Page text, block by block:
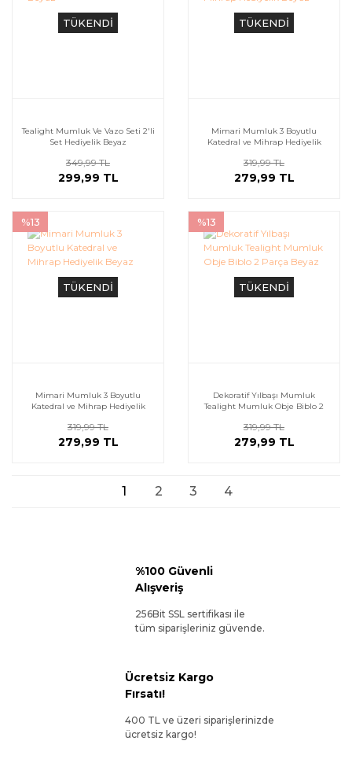
TÜKENDİ
Tealight Mumluk Ve Vazo Seti 2'li
Set Hediyelik Beyaz
349,99 TL
299,99 TL
TÜKENDİ
Mimari Mumluk 3 Boyutlu
Katedral ve Mihrap Hediyelik
319,99 TL
279,99 TL
TÜKENDİ
%13
Mimari Mumluk 3 Boyutlu
Katedral ve Mihrap Hediyelik
319,99 TL
279,99 TL
TÜKENDİ
%13
Dekoratif Yılbaşı Mumluk
Tealight Mumluk Obje Biblo 2
319,99 TL
279,99 TL
1 2 3 4
%100 Güvenli
Alışveriş
256Bit SSL sertifikası ile
tüm siparişleriniz güvende.
Ücretsiz Kargo
Fırsatı!
400 TL ve üzeri siparişlerinizde
ücretsiz kargo!